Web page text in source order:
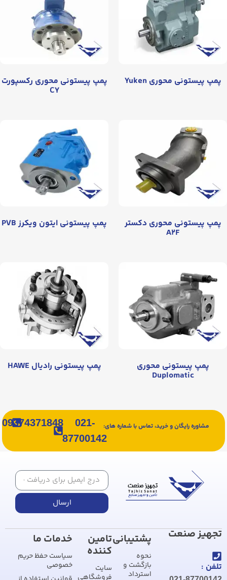
پمپ پیستونی محوری Yuken پمپ پیستونی محوری رکسپورت
CY
پمپ پیستونی محوری دکستر
A۲F
پمپ پیستونی ایتون ویکرز PVB
پمپ پیستونی محوری
Duplomatic
پمپ پیستونی رادیال HAWE
مشاوره رایگان و خرید، تماس با شماره های:
021-
87700142
09374371848
ارسال
تجهیز صنعت
تلفن :
پشتیبانی
نحوه
بازگشت و
استرداد
تامین
کننده
سایت
فروشگاهی
خدمات ما
سیاست حفظ حریم
خصوصی